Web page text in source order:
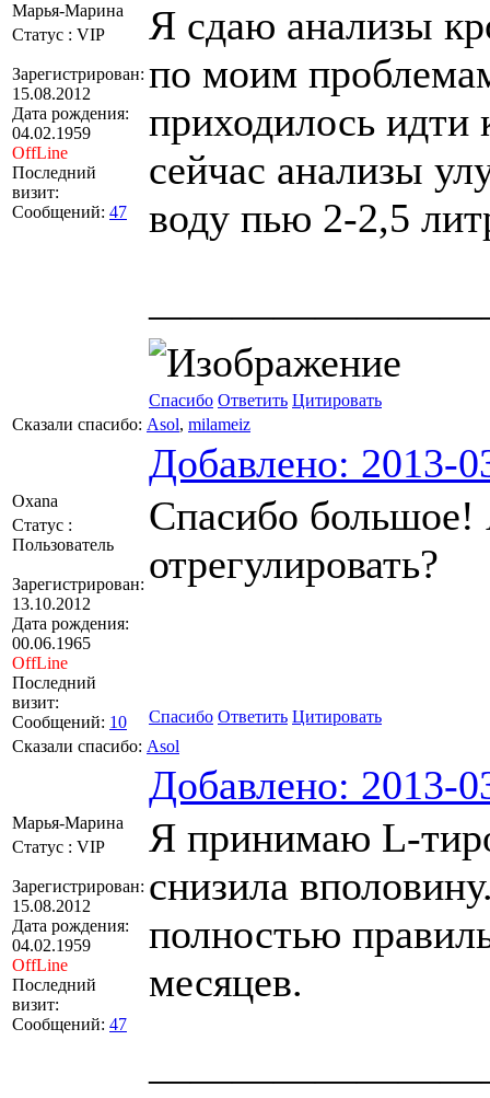
Марья-Марина
Статус : VIP
Зарегистрирован:
15.08.2012
Дата рождения:
04.02.1959
OffLine
Последний
визит:
Сообщений: 47
Я сдаю анализы
по моим
приходилось идти
сейчас анализы
воду пью 2-2,5
Спасибо Ответить Цитировать
Сказали спасибо: Asol, milameiz
Добавлено: 2013-
Оxana
Статус :
Пользователь
Зарегистрирован:
13.10.2012
Дата рождения:
00.06.1965
OffLine
Последний
визит:
Сообщений: 10
Спасибо
отрегулировать?
Спасибо Ответить Цитировать
Сказали спасибо: Asol
Добавлено: 2013-
Марья-Марина
Статус : VIP
Зарегистрирован:
15.08.2012
Дата рождения:
04.02.1959
OffLine
Последний
визит:
Сообщений: 47
Я принимаю L-
снизила
полностью
месяцев.